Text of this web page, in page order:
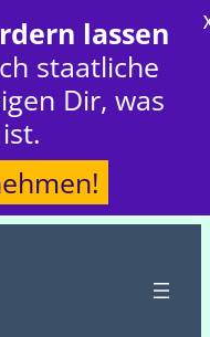
lassen
staatliche
Dir, was